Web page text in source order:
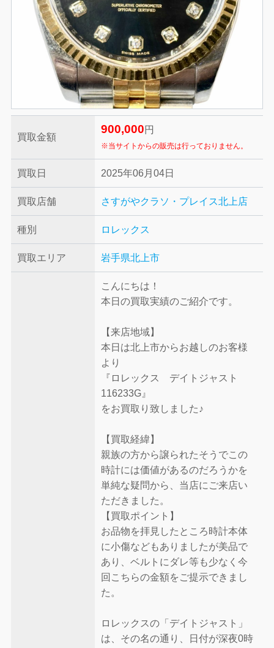
買取金額
900,000 円
※当サイトからの販売は行っておりません。
買取日 2025年06月04日
買取店舗 さすがやクラソ・プレイス北上店
種別 ロレックス
買取エリア 岩手県北上市
こんにちは！
本日の買取実績のご紹介です。
【来店地域】
本日は北上市からお越しのお客様
より
『ロレックス デイトジャスト
116233G』
をお買取り致しました♪
【買取経緯】
親族の方から譲られたそうでこの
時計には価値があるのだろうかを
単純な疑問から、当店にご来店い
ただきました。
【買取ポイント】
お品物を拝見したところ時計本体
に小傷などもありましたが美品で
あり、ベルトにダレ等も少なく今
回こちらの金額をご提示できまし
た。
ロレックスの「デイトジャスト」
は、その名の通り、日付が深夜0時